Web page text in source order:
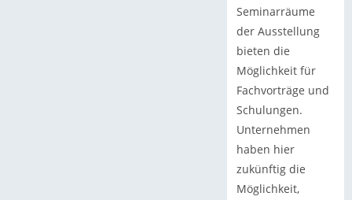
Seminarräume
der Ausstellung
bieten die
Möglichkeit für
Fachvorträge und
Schulungen.
Unternehmen
haben hier
zukünftig die
Möglichkeit,